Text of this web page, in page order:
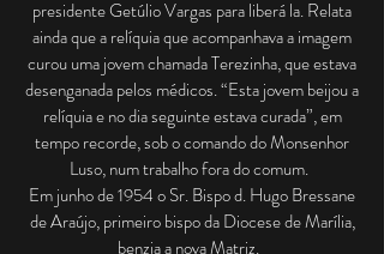
presidente Getúlio Vargas para liberá la. Relata
ainda que a relíquia que acompanhava a imagem
curou uma jovem chamada Terezinha, que estava
desenganada pelos médicos. “Esta jovem beijou a
relíquia e no dia seguinte estava curada”, em
tempo recorde, sob o comando do Monsenhor
Luso, num trabalho fora do comum.
Em junho de 1954 o Sr. Bispo d. Hugo Bressane
de Araújo, primeiro bispo da Diocese de Marília,
benzia a nova Matriz.